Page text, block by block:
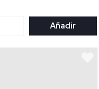
Añadir